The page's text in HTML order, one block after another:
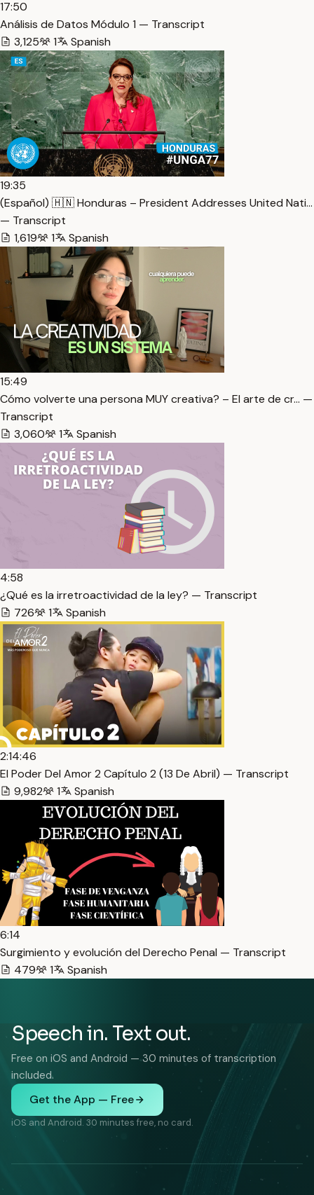
17:50
Análisis de Datos Módulo 1 — Transcript
3,125
1 Spanish
19:35
(Español) 🇭🇳 Honduras – President Addresses United Nati…
— Transcript
1,619
1 Spanish
15:49
Cómo volverte una persona MUY creativa? – El arte de cr… —
Transcript
3,060
1 Spanish
4:58
¿Qué es la irretroactividad de la ley? — Transcript
726
1 Spanish
2:14:46
El Poder Del Amor 2 Capítulo 2 (13 De Abril) — Transcript
9,982
1 Spanish
6:14
Surgimiento y evolución del Derecho Penal — Transcript
479
1 Spanish
Speech in. Text out.
Free on iOS and Android — 30 minutes of transcription
included.
Get the App — Free
iOS and Android. 30 minutes free, no card.